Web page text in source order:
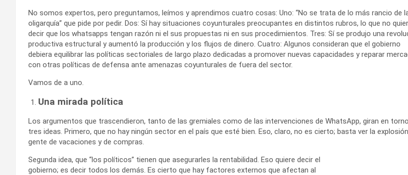
No somos expertos, pero preguntamos, leímos y aprendimos cuatro cosas: Uno: “No se trata de lo más rancio de
oligarquía” que pide por pedir. Dos: Sí hay situaciones coyunturales preocupantes en distintos rubros, lo que no
decir que los whatsapps tengan razón ni el sus propuestas ni en sus procedimientos. Tres: Sí se produjo una
productiva estructural y aumentó la producción y los flujos de dinero. Cuatro: Algunos consideran que el gobierno
debiera equilibrar las políticas sectoriales de largo plazo dedicadas a promover nuevas capacidades y reparar
con otras políticas de defensa ante amenazas coyunturales de fuera del sector.
Vamos de a uno.
Una mirada política
Los argumentos que trascendieron, tanto de las gremiales como de las intervenciones de WhatsApp, giran en
tres ideas. Primero, que no hay ningún sector en el país que esté bien. Eso, claro, no es cierto; basta ver la
gente de vacaciones y de compras.
Segunda idea, que “los políticos” tienen que asegurarles la rentabilidad. Eso quiere decir el
gobierno; es decir todos los demás. Es cierto que hay factores externos que afectan al